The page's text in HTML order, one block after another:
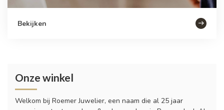
Bekijken
Onze winkel
Welkom bij Roemer Juwelier, een naam die al 25 jaar